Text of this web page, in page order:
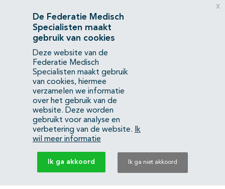
Privacyverklaring
Contact
Mercatorlaan 1200
3528 BL Utrecht
(088) 505 34 34
info@richtlijnendatabase.nl
YouTubeLinkedIn
KvK Federatie Medisch Specialisten:40483480
Privacyverklaring
De Federatie Medisch
Specialisten maakt
gebruik van cookies
Deze website van de
Federatie Medisch
Specialisten maakt gebruik
van cookies, hiermee
verzamelen we informatie
over het gebruik van de
website. Deze worden
gebruikt voor analyse en
verbetering van de website.
Ik
wil meer informatie
Ik ga akkoord Ik ga niet akkoord
x